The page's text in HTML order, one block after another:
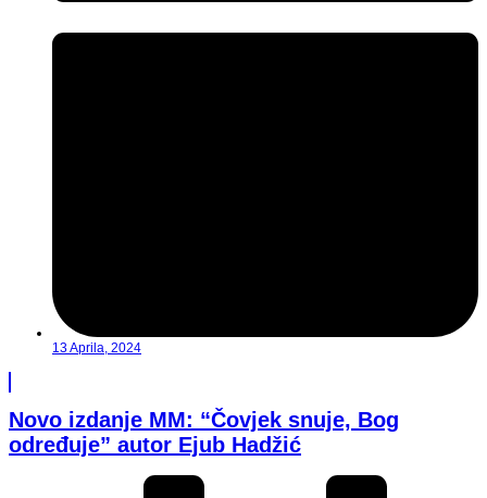
13 Aprila, 2024
Novo izdanje MM: “Čovjek snuje, Bog
određuje” autor Ejub Hadžić